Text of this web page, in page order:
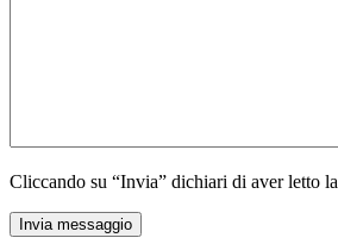
Cliccando su “Invia” dichiari di aver letto la